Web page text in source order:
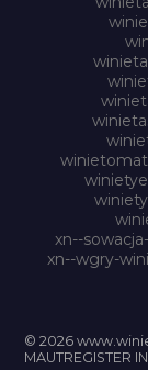
xn--
xn--wgry-
© 2026
MAUTREGISTER